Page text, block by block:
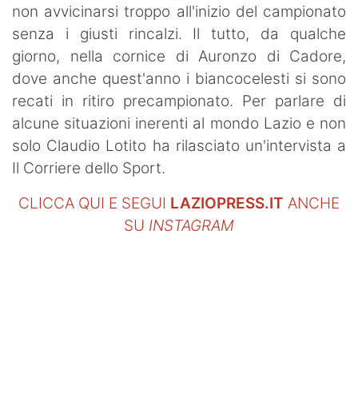
Contatti
non avvicinarsi troppo all'inizio del campionato
senza i giusti rincalzi. Il tutto, da qualche
giorno, nella cornice di Auronzo di Cadore,
dove anche quest'anno i biancocelesti si sono
recati in ritiro precampionato. Per parlare di
alcune situazioni inerenti al mondo Lazio e non
solo Claudio Lotito ha rilasciato un'intervista a
Il Corriere dello Sport.
CLICCA QUI E SEGUI LAZIOPRESS.IT ANCHE
SU INSTAGRAM